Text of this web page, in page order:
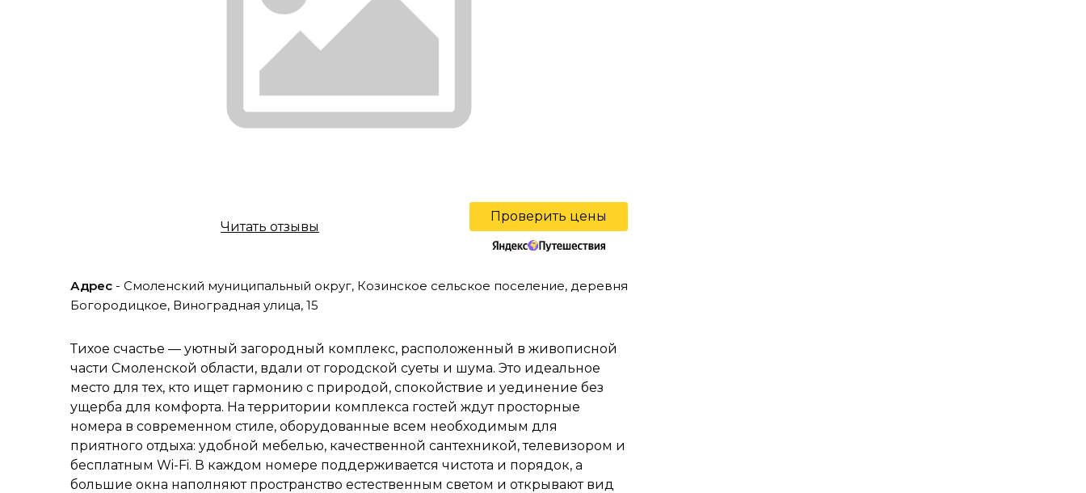
Читать отзывы
Проверить цены
Адрес - Смоленский муниципальный округ, Козинское сельское поселение, деревня
Богородицкое, Виноградная улица, 15
Тихое счастье — уютный загородный комплекс, расположенный в живописной
части Смоленской области, вдали от городской суеты и шума. Это идеальное
место для тех, кто ищет гармонию с природой, спокойствие и уединение без
ущерба для комфорта. На территории комплекса гостей ждут просторные
номера в современном стиле, оборудованные всем необходимым для
приятного отдыха: удобной мебелью, качественной сантехникой, телевизором и
бесплатным Wi-Fi. В каждом номере поддерживается чистота и порядок, а
большие окна наполняют пространство естественным светом и открывают вид